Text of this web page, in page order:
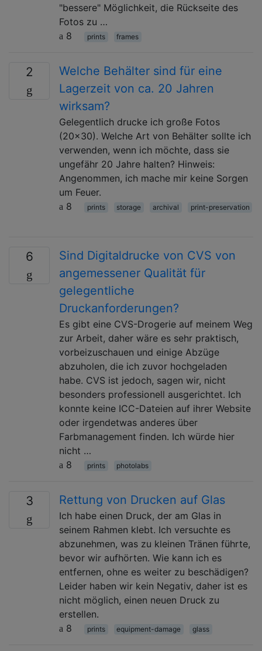
"bessere" Möglichkeit, die Rückseite des
Fotos zu …
8
prints frames
2
Welche Behälter sind für eine
Lagerzeit von ca. 20 Jahren
wirksam?
Gelegentlich drucke ich große Fotos
(20x30). Welche Art von Behälter sollte ich
verwenden, wenn ich möchte, dass sie
ungefähr 20 Jahre halten? Hinweis:
Angenommen, ich mache mir keine Sorgen
um Feuer.
8
prints storage archival print-preservation
6
Sind Digitaldrucke von CVS von
angemessener Qualität für
gelegentliche
Druckanforderungen?
Es gibt eine CVS-Drogerie auf meinem Weg
zur Arbeit, daher wäre es sehr praktisch,
vorbeizuschauen und einige Abzüge
abzuholen, die ich zuvor hochgeladen
habe. CVS ist jedoch, sagen wir, nicht
besonders professionell ausgerichtet. Ich
konnte keine ICC-Dateien auf ihrer Website
oder irgendetwas anderes über
Farbmanagement finden. Ich würde hier
nicht …
8
prints photolabs
3 Rettung von Drucken auf Glas
Ich habe einen Druck, der am Glas in
seinem Rahmen klebt. Ich versuchte es
abzunehmen, was zu kleinen Tränen führte,
bevor wir aufhörten. Wie kann ich es
entfernen, ohne es weiter zu beschädigen?
Leider haben wir kein Negativ, daher ist es
nicht möglich, einen neuen Druck zu
erstellen.
8
prints equipment-damage glass